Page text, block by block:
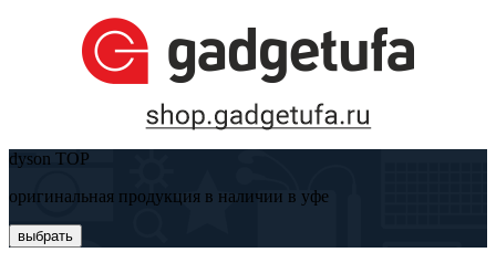
dyson TOP
оригинальная продукция в наличии в уфе
выбрать